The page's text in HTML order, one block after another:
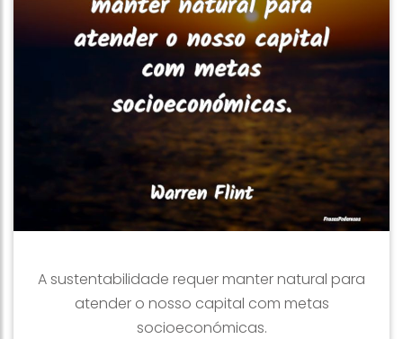
A sustentabilidade requer manter natural para
atender o nosso capital com metas
socioeconómicas.